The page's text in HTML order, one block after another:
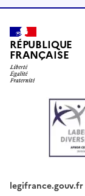
RÉPUBLIQUE
FRANÇAISE
legifrance.gouv.fr